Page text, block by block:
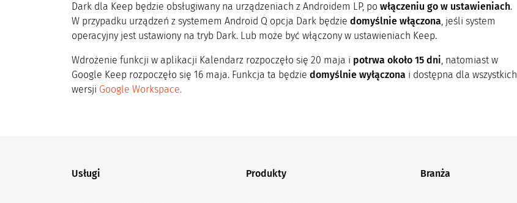
Dark dla Keep będzie obsługiwany na urządzeniach z Androidem LP, po włączeniu go w ustawieniach.
W przypadku urządzeń z systemem Android Q opcja Dark będzie domyślnie włączona, jeśli system
operacyjny jest ustawiony na tryb Dark. Lub może być włączony w ustawieniach Keep.
Wdrożenie funkcji w aplikacji Kalendarz rozpoczęło się 20 maja i potrwa około 15 dni, natomiast w
Google Keep rozpoczęło się 16 maja. Funkcja ta będzie domyślnie wyłączona i dostępna dla wszystkich
wersji Google Workspace.
Usługi Produkty Branża